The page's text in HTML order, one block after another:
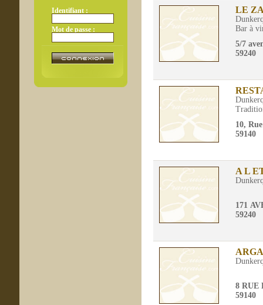
Identifiant :
Mot de passe :
LE
Bar à
5/7
59240
10,
59140
A L
171
59240
8 RUE
59140